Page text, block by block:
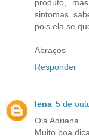
produto,
sintomas
pois ela se
Abraços
Responder
lena 5 de
Olá Adriana.
Muito boa